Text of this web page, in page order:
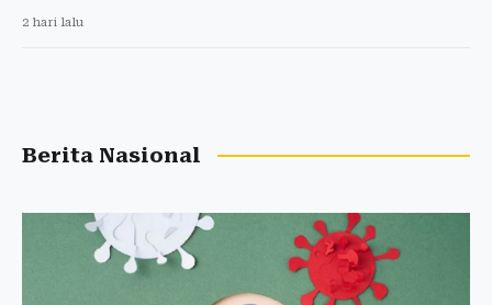
2 hari lalu
Berita Nasional